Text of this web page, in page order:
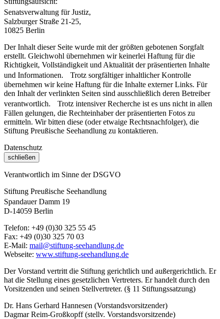
Senatsverwaltung für Justiz,
Salzburger Straße 21-25,
10825 Berlin
Der Inhalt dieser Seite wurde mit der größten gebotenen Sorgfalt
erstellt. Gleichwohl übernehmen wir keinerlei Haftung für die
Richtigkeit, Vollständigkeit und Aktualität der präsentierten Inhalte
und Informationen. Trotz sorgfältiger inhaltlicher Kontrolle
übernehmen wir keine Haftung für die Inhalte externer Links. Für
den Inhalt der verlinkten Seiten sind ausschließlich deren Betreiber
verantwortlich. Trotz intensiver Recherche ist es uns nicht in allen
Fällen gelungen, die Rechteinhaber der präsentierten Fotos zu
ermitteln. Wir bitten diese (oder etwaige Rechtsnachfolger), die
Stiftung Preußische Seehandlung zu kontaktieren.
Datenschutz
schließen
Verantwortlich im Sinne der DSGVO
Stiftung Preußische Seehandlung
Spandauer Damm 19
D-14059 Berlin
Telefon: +49 (0)30 325 55 45
Fax: +49 (0)30 325 70 03
E-Mail: mail@stiftung-seehandlung.de
Webseite: www.stiftung-seehandlung.de
Der Vorstand vertritt die Stiftung gerichtlich und außergerichtlich. Er
hat die Stellung eines gesetzlichen Vertreters. Er handelt durch den
Vorsitzenden und seinen Stellvertreter. (§ 11 Stiftungssatzung)
Dr. Hans Gerhard Hannesen (Vorstandsvorsitzender)
Dagmar Reim-Großkopff (stellv. Vorstandsvorsitzende)